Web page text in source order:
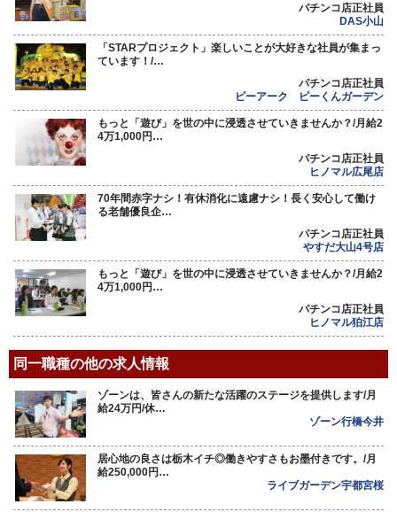
パチンコ店正社員
DAS小山
「STARプロジェクト」楽しいことが大好きな社員が集まっ
ています！/…
パチンコ店正社員
ピーアーク ピーくんガーデン
もっと「遊び」を世の中に浸透させていきませんか？/月給2
4万1,000円…
パチンコ店正社員
ヒノマル広尾店
70年間赤字ナシ！有休消化に遠慮ナシ！長く安心して働け
る老舗優良企…
パチンコ店正社員
やすだ大山4号店
もっと「遊び」を世の中に浸透させていきませんか？/月給2
4万1,000円…
パチンコ店正社員
ヒノマル狛江店
同一職種の他の求人情報
ゾーンは、皆さんの新たな活躍のステージを提供します/月
給24万円/休…
ゾーン行橋今井
居心地の良さは栃木イチ◎働きやすさもお墨付きです。/月
給250,000円…
ライブガーデン宇都宮桜